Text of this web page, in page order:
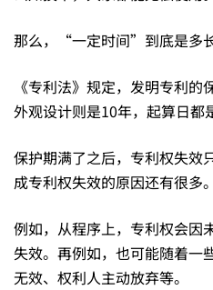
识
那么，“一定时间”到底是多
《专利法》规定，发明专利
外观设计则是10年，起算日都
保护期满了之后，专利权失效
成专利权失效的原因还有很多。
例如，从程序上，专利权会因
失效。再例如，也可能随着一
无效、权利人主动放弃等。